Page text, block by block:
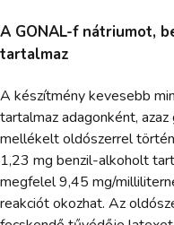
A GONAL-f nátriumot,
tartalmaz
A készítmény kevesebb
tartalmaz adagonként,
mellékelt oldószerrel
1,23 mg benzil-alkoholt
megfelel 9,45 mg/
reakciót okozhat. Az